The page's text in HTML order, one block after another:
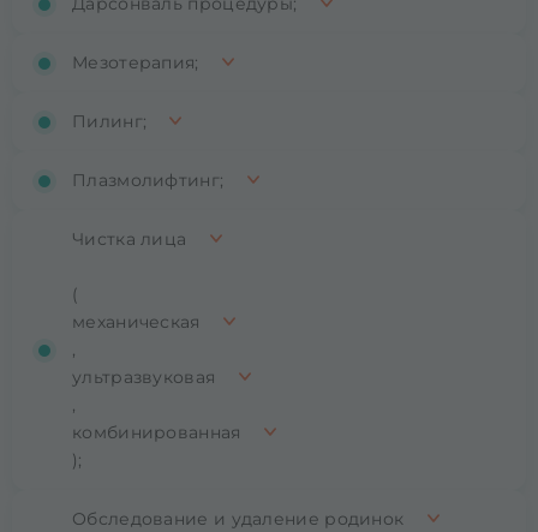
Мезотерапия;
Пилинг;
Плазмолифтинг;
Чистка лица
(
механическая
,
ультразвуковая
,
комбинированная
);
Обследование и удаление родинок